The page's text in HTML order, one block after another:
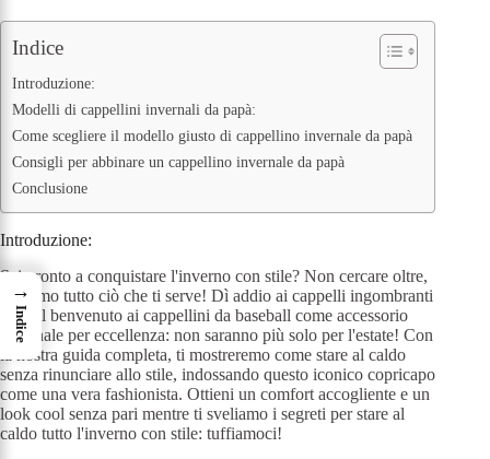
Indice
Introduzione:
Modelli di cappellini invernali da papà:
Come scegliere il modello giusto di cappellino invernale da papà
Consigli per abbinare un cappellino invernale da papà
Conclusione
Introduzione:
Sei pronto a conquistare l'inverno con stile? Non cercare oltre,
abbiamo tutto ciò che ti serve! Dì addio ai cappelli ingombranti
e dai il benvenuto ai cappellini da baseball come accessorio
invernale per eccellenza: non saranno più solo per l'estate! Con
la nostra guida completa, ti mostreremo come stare al caldo
senza rinunciare allo stile, indossando questo iconico copricapo
come una vera fashionista. Ottieni un comfort accogliente e un
look cool senza pari mentre ti sveliamo i segreti per stare al
caldo tutto l'inverno con stile: tuffiamoci!
→
Indice